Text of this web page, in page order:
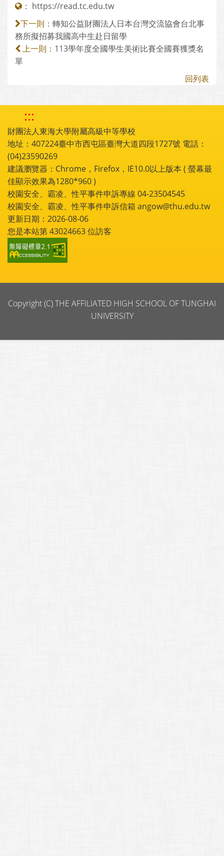
： https://read.tc.edu.tw
下一則： 轉知公益財團法人日本台灣交流協會台北事
務所擬招募我國高中生赴日留學
上一則： 113學年度全國學生美術比賽全國賽獲獎名
單
回列表
:::
財團法人東海大學附屬高級中等學校
地址：407224臺中市西屯區臺灣大道四段1727號 電話：
(04)23590269
建議瀏覽器：Chrome，Firefox，IE10.0以上版本 ( 螢幕最
佳顯示效果為1280*960 )
校園安全、霸凌、性平事件申訴專線 04-23504545
校園安全、霸凌、性平事件申訴信箱 angow@thu.edu.tw
更新日期：2026-08-06
您是本站第43024663位訪客
Copyright (C) THE AFFILIATED HIGH SCHOOL OF TUNGHAI
UNIVERSITY